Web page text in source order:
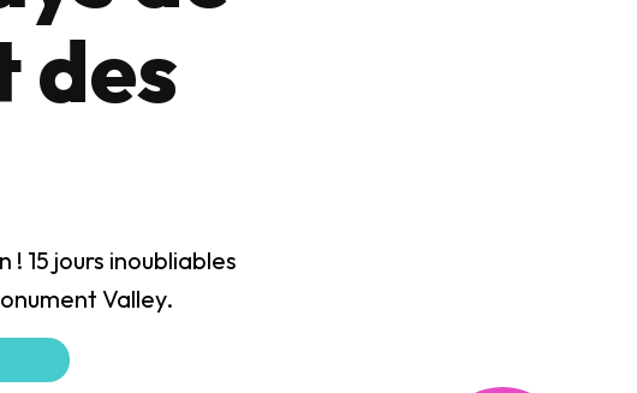
des
15 jours inoubliables
Valley.